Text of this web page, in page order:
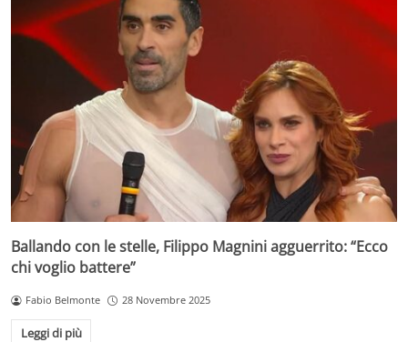
Ballando con le stelle, Filippo Magnini agguerrito: “Ecco
chi voglio battere”
Fabio Belmonte 28 Novembre 2025
Leggi di più